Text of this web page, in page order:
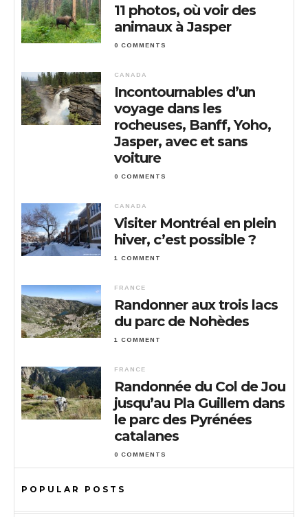
11 photos, où voir des
animaux à Jasper
0 COMMENTS
CANADA
Incontournables d’un
voyage dans les
rocheuses, Banff, Yoho,
Jasper, avec et sans
voiture
0 COMMENTS
CANADA
Visiter Montréal en plein
hiver, c’est possible ?
1 COMMENT
FRANCE
Randonner aux trois lacs
du parc de Nohèdes
1 COMMENT
FRANCE
Randonnée du Col de Jou
jusqu’au Pla Guillem dans
le parc des Pyrénées
catalanes
0 COMMENTS
POPULAR POSTS